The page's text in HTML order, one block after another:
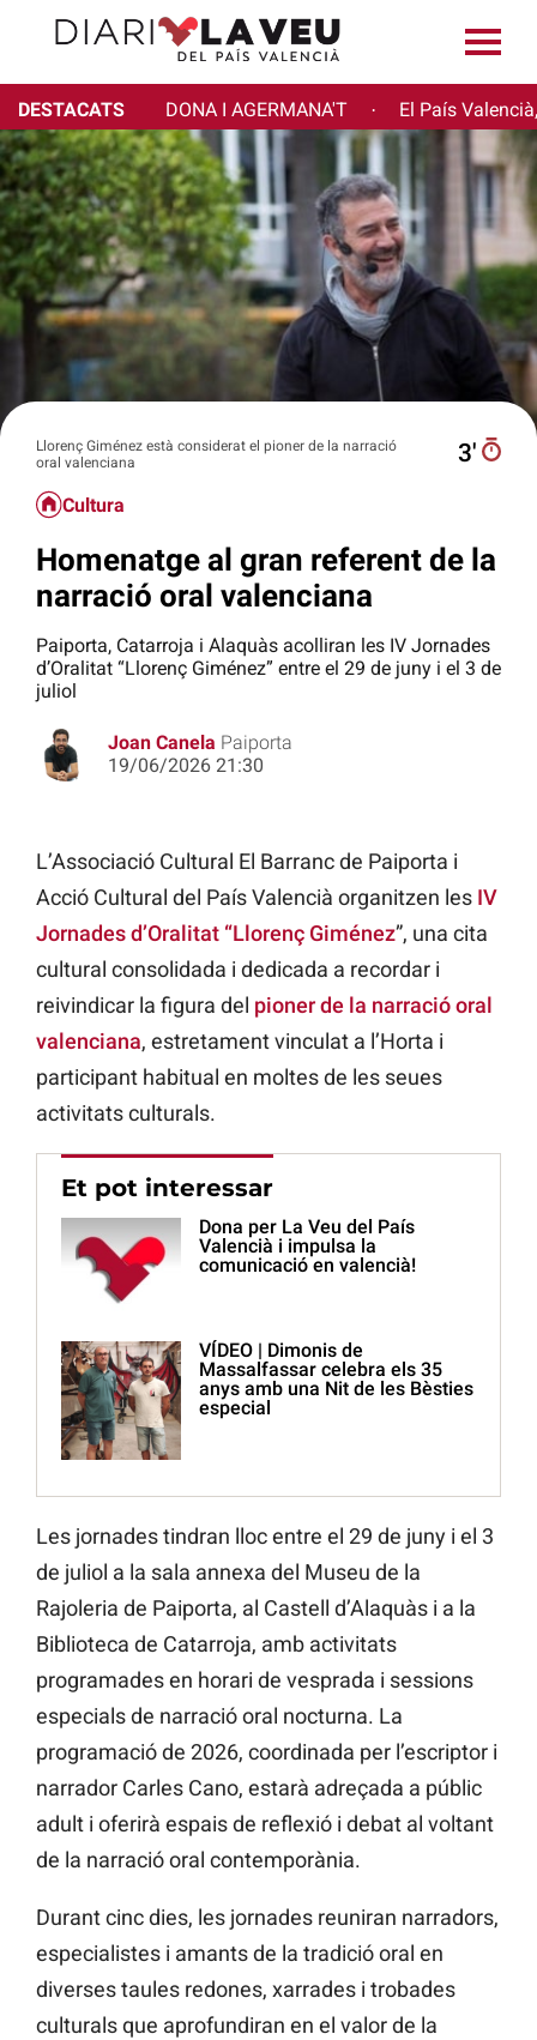
DESTACATS DONA I AGERMANA'T · El País
Llorenç Giménez està considerat el pioner de la narració
oral valenciana
3′
Cultura
Homenatge al gran referent de la
narració oral valenciana
Paiporta, Catarroja i Alaquàs acolliran les IV Jornades
d’Oralitat “Llorenç Giménez” entre el 29 de juny i el 3 de
juliol
Joan Canela Paiporta
19/06/2026 21:30
L’Associació Cultural El Barranc de Paiporta i
Acció Cultural del País Valencià organitzen les IV
Jornades d’Oralitat “Llorenç Giménez”, una cita
cultural consolidada i dedicada a recordar i
reivindicar la figura del pioner de la narració oral
valenciana, estretament vinculat a l’Horta i
participant habitual en moltes de les seues
activitats culturals.
Et pot interessar
Dona per La Veu del País
Valencià i impulsa la
comunicació en valencià!
VÍDEO | Dimonis de
Massalfassar celebra els 35
anys amb una Nit de les Bèsties
especial
Les jornades tindran lloc entre el 29 de juny i el 3
de juliol a la sala annexa del Museu de la
Rajoleria de Paiporta, al Castell d’Alaquàs i a la
Biblioteca de Catarroja, amb activitats
programades en horari de vesprada i sessions
especials de narració oral nocturna. La
programació de 2026, coordinada per l’escriptor i
narrador Carles Cano, estarà adreçada a públic
adult i oferirà espais de reflexió i debat al voltant
de la narració oral contemporània.
Durant cinc dies, les jornades reuniran narradors,
especialistes i amants de la tradició oral en
diverses taules redones, xarrades i trobades
culturals que aprofundiran en el valor de la